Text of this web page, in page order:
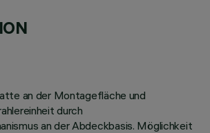
an der Montagefläche und
durch
an der Abdeckbasis. Möglichkeit